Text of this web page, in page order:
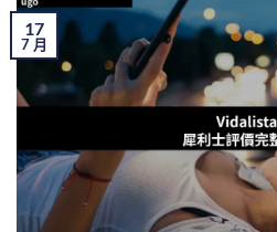
17
7 月